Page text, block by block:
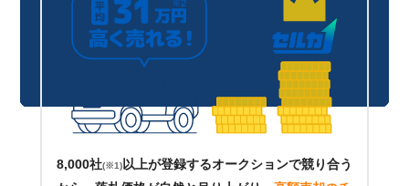
8,000社(※1) 以上が登録するオークションで競り合う